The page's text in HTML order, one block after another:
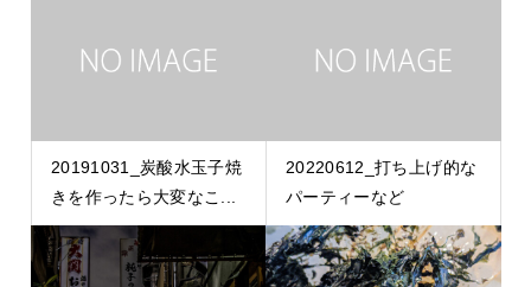
20191031_炭酸水玉子焼
きを作ったら大変なこ...
20220612_打ち上げ的な
パーティーなど